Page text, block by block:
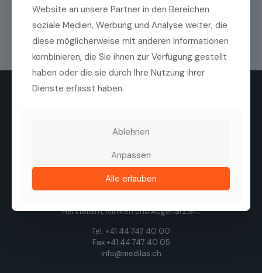
Die Medilas AG ist ein führender Anbieter von
hochwertigen ophthalmologischen Produkten,
Technologien und Dienstleistungen. Ziel des
Unternehmens ist es, die Sehqualität von Patienten zu
Herstellern, Kliniken und Augenärzten.
Tel. +41 44 747 40 00
Fax +41 44 747 40 05
info@medilas.ch
Website an unsere Partner in den Bereichen
soziale Medien, Werbung und Analyse weiter, die
diese möglicherweise mit anderen Informationen
kombinieren, die Sie ihnen zur Verfügung gestellt
haben oder die sie durch Ihre Nutzung ihrer
Dienste erfasst haben.
Ablehnen
Anpassen
Alle erlauben